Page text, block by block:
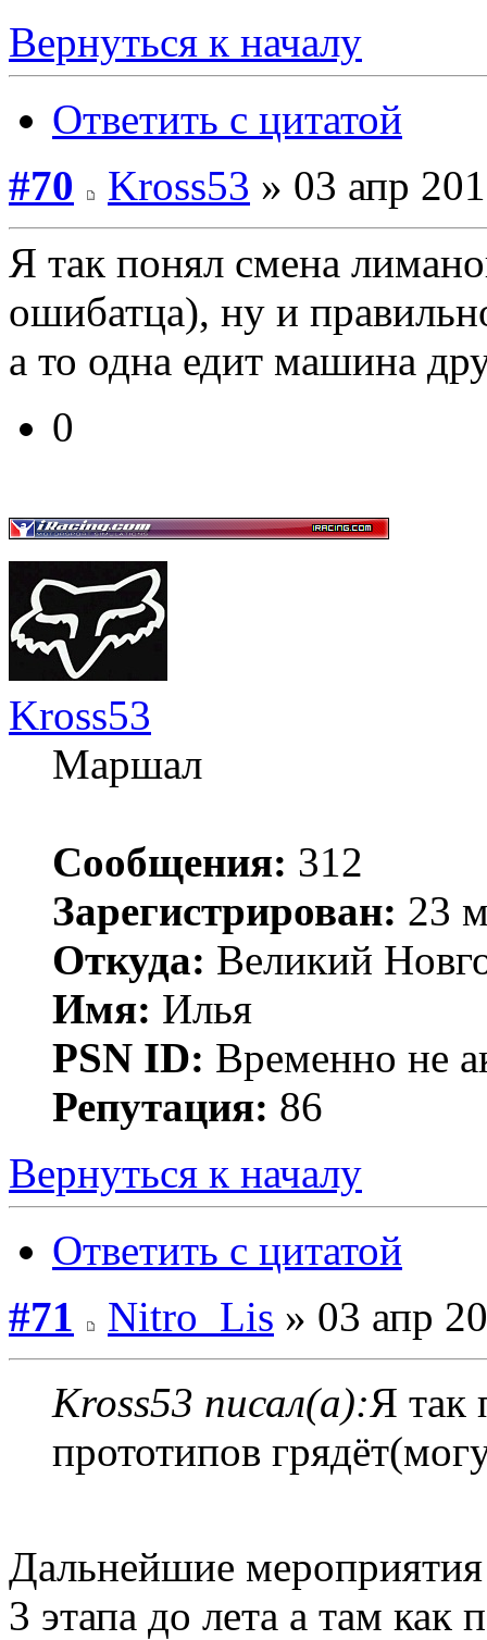
Вернуться к началу
Ответить с цитатой
#70
Kross53 » 03 апр
Я так понял смена
ошибатца), ну и
а то одна едит машина
0
Kross53
Маршал
Сообщения: 312
Зарегистрирован: 23
Откуда: Великий
Имя: Илья
PSN ID: Временно не
Репутация: 86
Вернуться к началу
Ответить с цитатой
#71
Nitro_Lis » 03 апр
Kross53 писал(а):Я так
прототипов
Дальнейшие
3 этапа до лета а там как